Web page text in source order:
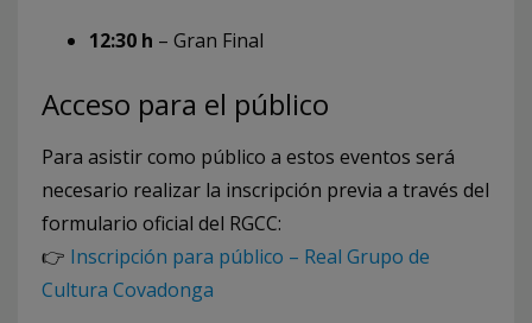
12:30 h – Gran Final
Acceso para el público
Para asistir como público a estos eventos será
necesario realizar la inscripción previa a través del
formulario oficial del RGCC:
👉 Inscripción para público – Real Grupo de
Cultura Covadonga